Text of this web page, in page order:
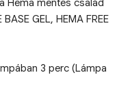
Hema mentes család
GEL, HEMA FREE
3 perc (Lámpa